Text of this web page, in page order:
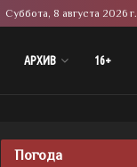
Суббота, 8 августа 2026 г.
АРХИВ 16+
Погода